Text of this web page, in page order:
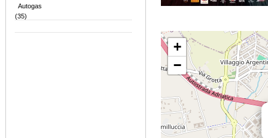
Autogas
(35)
+
−